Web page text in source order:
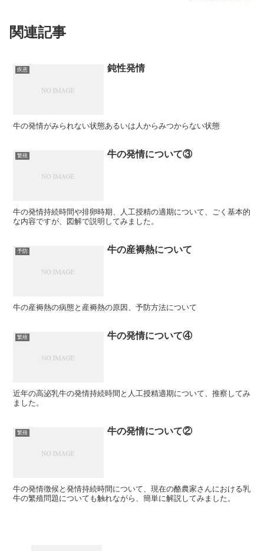
関連記事
疾患 鈍性発情
牛の発情がみられない状態あるいは人からみつからない状態
繁殖 牛の発情について③
牛の発情持続時間や排卵時期、人工授精の適期について、ごく基本的
な内容ですが、図解で説明してみました。
予防 牛の産褥熱について
牛の産褥熱の病態と産褥熱の原因、予防方法について
繁殖 牛の発情について④
近年の高泌乳牛の発情持続時間と人工授精適期について、推察してみ
ました。
繁殖 牛の発情について②
牛の発情徴候と発情持続時間について、現在の酪農家さんにおける乳
牛の繁殖問題についても触れながら、簡単に解説してみました。